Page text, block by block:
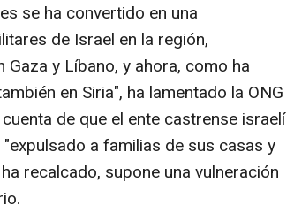
se ha convertido en una
de Israel en la región,
y Líbano, y ahora, como ha
en Siria", ha lamentado la ONG
de que el ente castrense israelí
a familias de sus casas y
recalcado, supone una vulneración